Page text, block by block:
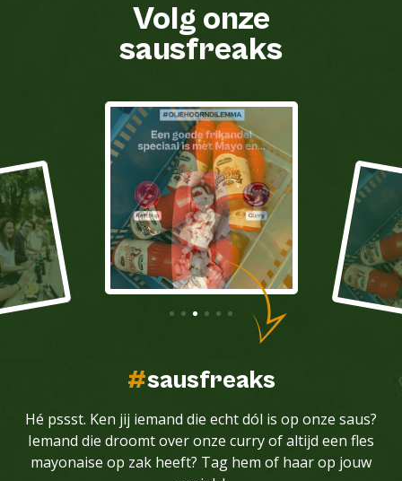
Volg onze
sausfreaks
#sausfreaks
Hé pssst. Ken jij iemand die echt dól is op onze saus?
Iemand die droomt over onze curry of altijd een fles
mayonaise op zak heeft? Tag hem of haar op jouw